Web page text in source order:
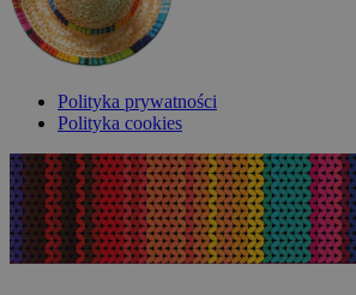
Polityka prywatności
Polityka cookies